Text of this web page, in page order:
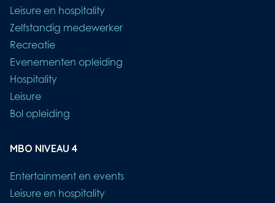
Leisure en hospitality
Zelfstandig medewerker
Recreatie
Evenementen opleiding
Hospitality
Leisure
Bol opleiding
MBO NIVEAU 4
Entertainment en events
Leisure en hospitality